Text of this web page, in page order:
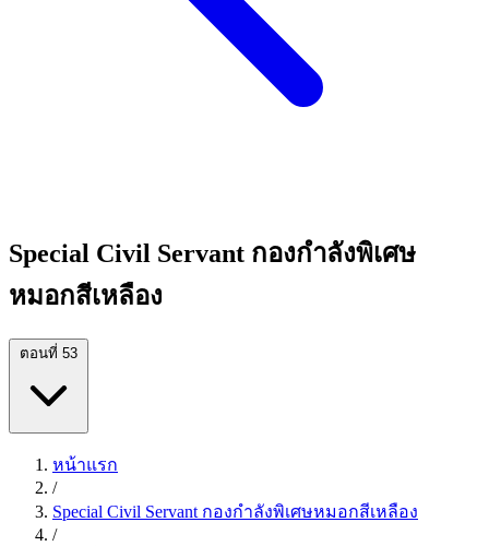
Special Civil Servant กองกำลังพิเศษ
หมอกสีเหลือง
ตอนที่ 53
หน้าแรก
/
Special Civil Servant กองกำลังพิเศษหมอกสีเหลือง
/